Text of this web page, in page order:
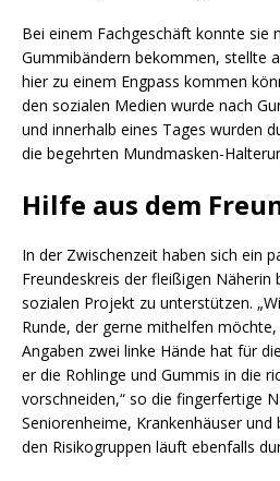
Bei einem Fachgeschäft konnte sie
Gummibändern bekommen, stellte
hier zu einem Engpass kommen
den sozialen Medien wurde nach
und innerhalb eines Tages wurden
die begehrten Mundmasken-
Hilfe aus dem
In der Zwischenzeit haben sich ein
Freundeskreis der fleißigen Näherin
sozialen Projekt zu unterstützen.
Runde, der gerne mithelfen
Angaben zwei linke Hände hat für
er die Rohlinge und Gummis in die
vorschneiden,“ so die fingerfertige
Seniorenheime, Krankenhäuser
den Risikogruppen läuft ebenfalls